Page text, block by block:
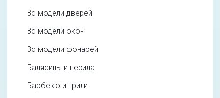
3d модели дверей
3d модели окон
3d модели фонарей
Балясины и перила
Барбекю и грили